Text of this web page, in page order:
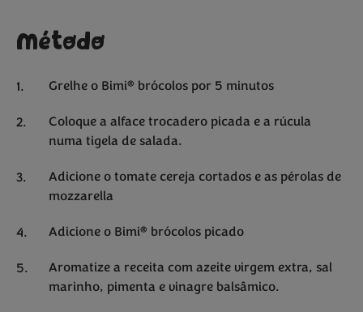
Método
Grelhe o Bimi® brócolos por 5 minutos
Coloque a alface trocadero picada e a rúcula
numa tigela de salada.
Adicione o tomate cereja cortados e as pérolas de
mozzarella
Adicione o Bimi® brócolos picado
Aromatize a receita com azeite virgem extra, sal
marinho, pimenta e vinagre balsâmico.